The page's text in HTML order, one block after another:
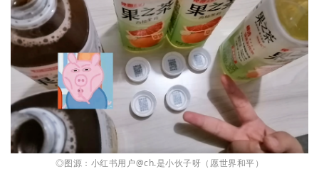
◎图源：小红书用户@ch.是小伙子呀（愿世界和平）